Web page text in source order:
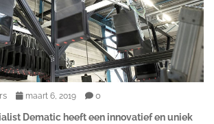
maart 6, 2019 0
Dematic heeft een innovatief en uniek